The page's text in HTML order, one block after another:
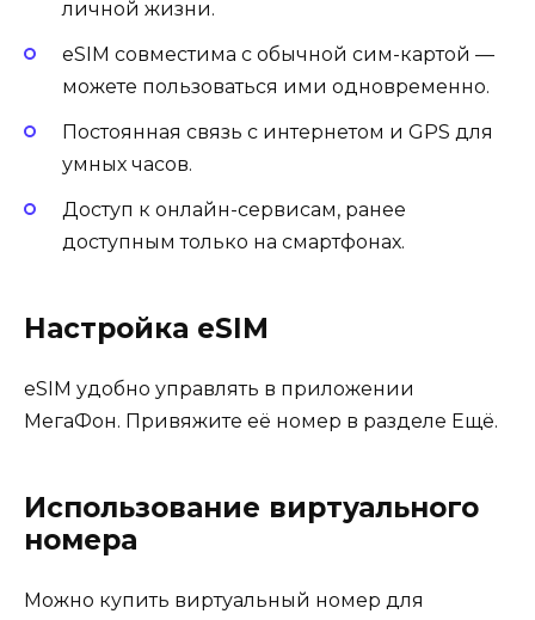
личной жизни.
eSIM совместима с обычной сим-картой —
можете пользоваться ими одновременно.
Постоянная связь с интернетом и GPS для
умных часов.
Доступ к онлайн-сервисам, ранее
доступным только на смартфонах.
Настройка eSIM
eSIM удобно управлять в приложении
МегаФон. Привяжите её номер в разделе Ещё.
Использование виртуального
номера
Можно купить виртуальный номер для